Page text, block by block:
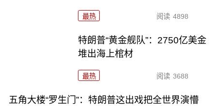
最热 阅读 4898
特朗普“黄金舰队”：2750亿美金
堆出海上棺材
最热 阅读 3688
五角大楼“罗生门”：特朗普这出戏把全世界演懵